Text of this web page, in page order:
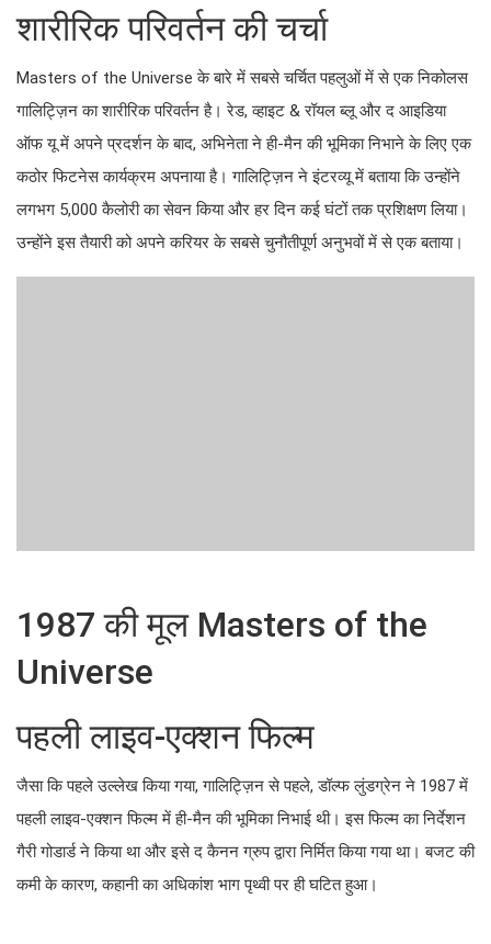
शारीरिक परिवर्तन की चर्चा
Masters of the Universe के बारे में सबसे चर्चित पहलुओं में से एक निकोलस
गालिट्ज़िन का शारीरिक परिवर्तन है। रेड, व्हाइट & रॉयल ब्लू और द आइडिया
ऑफ यू में अपने प्रदर्शन के बाद, अभिनेता ने ही-मैन की भूमिका निभाने के लिए एक
कठोर फिटनेस कार्यक्रम अपनाया है। गालिट्ज़िन ने इंटरव्यू में बताया कि उन्होंने
लगभग 5,000 कैलोरी का सेवन किया और हर दिन कई घंटों तक प्रशिक्षण लिया।
उन्होंने इस तैयारी को अपने करियर के सबसे चुनौतीपूर्ण अनुभवों में से एक बताया।
1987 की मूल Masters of the
Universe
पहली लाइव-एक्शन फिल्म
जैसा कि पहले उल्लेख किया गया, गालिट्ज़िन से पहले, डॉल्फ लुंडग्रेन ने 1987 में
पहली लाइव-एक्शन फिल्म में ही-मैन की भूमिका निभाई थी। इस फिल्म का निर्देशन
गैरी गोडार्ड ने किया था और इसे द कैनन ग्रुप द्वारा निर्मित किया गया था। बजट की
कमी के कारण, कहानी का अधिकांश भाग पृथ्वी पर ही घटित हुआ।